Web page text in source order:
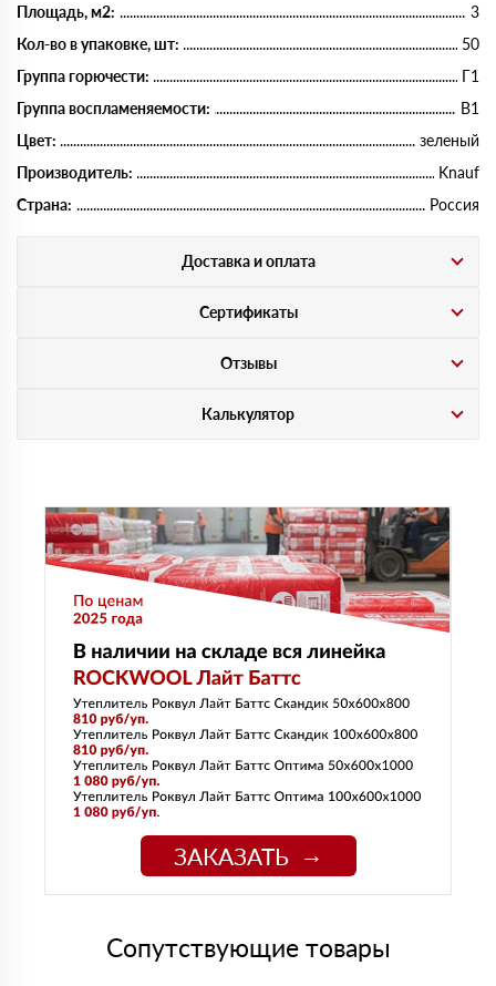
Площадь, м2:
3
Кол-во в упаковке, шт:
50
Группа горючести:
Г1
Группа воспламеняемости:
В1
Цвет:
зеленый
Производитель:
Knauf
Страна:
Россия
Доставка и оплата
Сертификаты
Отзывы
Калькулятор
ЗАКАЗАТЬ
Сопутствующие товары